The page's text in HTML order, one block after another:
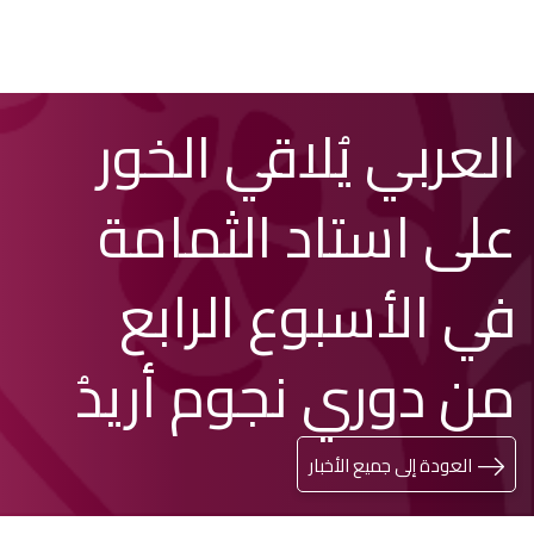
إلى
المحتوى
العربي يُلاقي الخور
على استاد الثمامة
في الأسبوع الرابع
من دوري نجوم أريدُ
العودة إلى جميع الأخبار